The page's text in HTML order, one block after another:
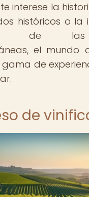
interese la
históricos o la
de las
el mundo
de
de